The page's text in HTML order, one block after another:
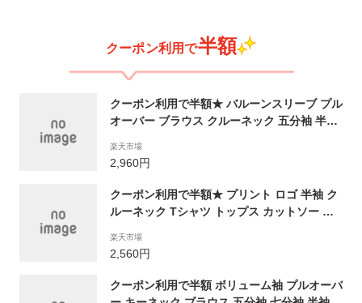
クーポン利用で半額
クーポン利用で半額★ バルーンスリーブ プル
オーバー ブラウス クルーネック 五分袖 半袖
ス 春 夏 流行 可愛い きれいめ カジュアル フ
ェミニン シンプル 着回し 無地 仕事 国ファッ
ション
楽天市場
2,960円
クーポン利用で半額★ プリント ロゴ 半袖 ク
ルーネック Tシャツ トップス カットソー オ
ィース ゆったり 大きめ 春 夏 おしゃれ 流行
可愛い カジュアル シンプル 着回し 無地 韓国
ファッション
楽天市場
2,560円
クーポン利用で半額 ボリューム袖 プルオーバ